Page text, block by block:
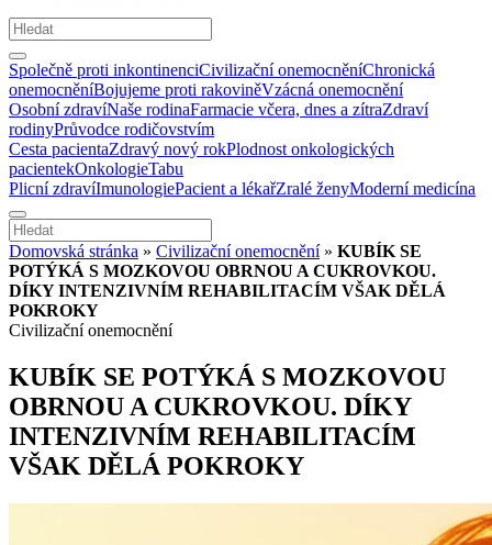
Společně proti inkontinenciCivilizační onemocněníChronická
onemocněníBojujeme proti rakoviněVzácná onemocnění
Osobní zdravíNaše rodinaFarmacie včera, dnes a zítraZdraví
rodinyPrůvodce rodičovstvím
Cesta pacientaZdravý nový rokPlodnost onkologických
pacientekOnkologieTabu
Plicní zdravíImunologiePacient a lékařZralé ženyModerní medicína
Domovská stránka » Civilizační onemocnění» KUBÍK SE
POTÝKÁ S MOZKOVOU OBRNOU A CUKROVKOU.
DÍKY INTENZIVNÍM REHABILITACÍM VŠAK DĚLÁ
POKROKY
Civilizační onemocnění
KUBÍK SE POTÝKÁ S MOZKOVOU
OBRNOU A CUKROVKOU. DÍKY
INTENZIVNÍM REHABILITACÍM
VŠAK DĚLÁ POKROKY